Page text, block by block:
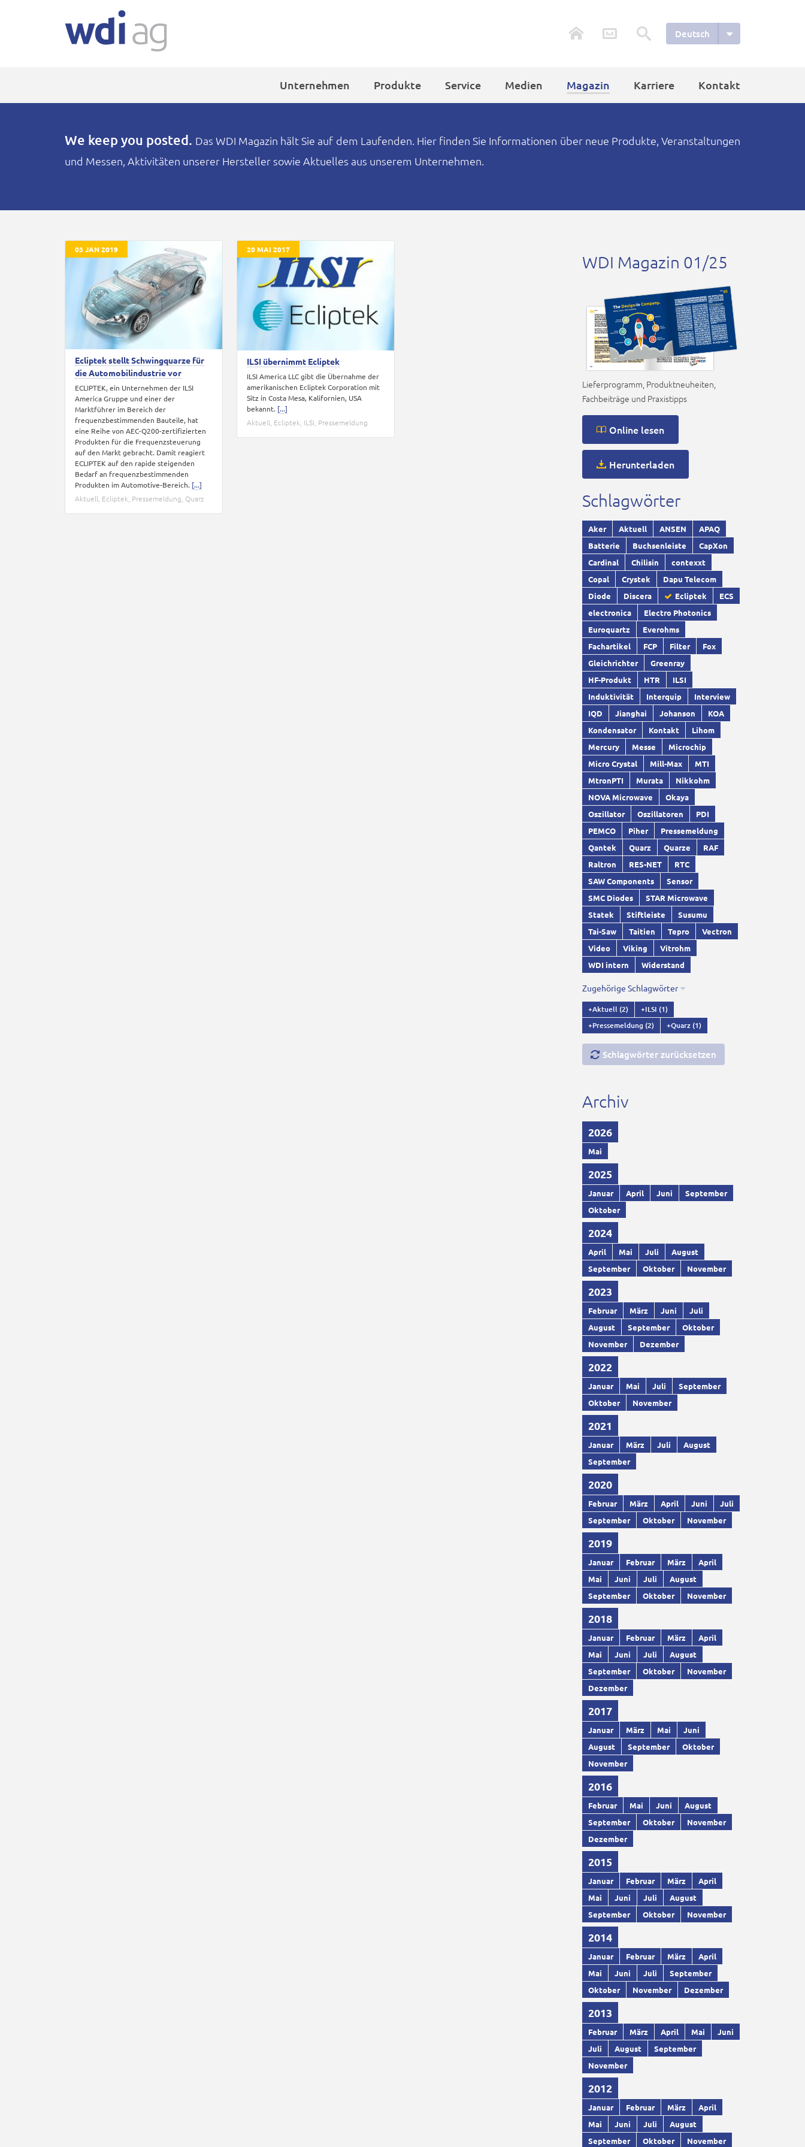
Deutsch
Unternehmen Produkte Service Medien Magazin Karriere Kontakt
We keep you posted. Das WDI Magazin hält Sie auf dem Laufenden. Hier finden Sie Informationen über neue Produkte, Veranstaltungen
und Messen, Aktivitäten unserer Hersteller sowie Aktuelles aus unserem Unternehmen.
03 JAN 2019
Ecliptek stellt Schwingquarze für
die Automobilindustrie vor
ECLIPTEK, ein Unternehmen der ILSI
America Gruppe und einer der
Marktführer im Bereich der
frequenzbestimmenden Bauteile, hat
eine Reihe von AEC-Q200-zertifizierten
Produkten für die Frequenzsteuerung
auf den Markt gebracht. Damit reagiert
ECLIPTEK auf den rapide steigenden
Bedarf an frequenzbestimmenden
Produkten im Automotive-Bereich. [...]
Aktuell Ecliptek Pressemeldung Quarz
20 MAI 2017
ILSI übernimmt Ecliptek
ILSI America LLC gibt die Übernahme der
amerikanischen Ecliptek Corporation mit
Sitz in Costa Mesa, Kalifornien, USA
bekannt. [...]
Aktuell, Ecliptek, ILSI, Pressemeldung
WDI Magazin 01/25
Lieferprogramm, Produktneuheiten,
Fachbeiträge und Praxistipps
Online lesen
Herunterladen
Schlagwörter
Aker Aktuell ANSEN
APAQ
Batterie
Buchsenleiste
CapXon
Cardinal
Chilisin
contexxt
Copal
Crystek
Dapu Telecom
Diode
Discera Ecliptek
ECS
electronica
Electro Photonics
Euroquartz
Everohms
Fachartikel
FCP Filter
Fox
Gleichrichter
Greenray
HF-Produkt
HTR
ILSI
Induktivität
Interquip
Interview
IQD
Jianghai Johanson
KOA
Kondensator
Kontakt
Lihom
Mercury
Messe
Microchip
Micro Crystal
Mill-Max
MTI
MtronPTI
Murata
Nikkohm
NOVA Microwave
Okaya
Oszillator
Oszillatoren
PDI
PEMCO
Piher
Pressemeldung
Qantek
Quarz Quarze
RAF
Raltron
RES-NET
RTC
SAW Components
Sensor
SMC Diodes
STAR Microwave
Statek
Stiftleiste
Susumu
Tai-Saw
Taitien Tepro
Vectron
Video
Viking
Vitrohm
WDI intern
Widerstand
Zugehörige Schlagwörter
+Aktuell (2) +ILSI (1)
+Pressemeldung (2) +Quarz (1)
Schlagwörter zurücksetzen
Archiv
2026
Mai
2025
Januar April Juni
September
Oktober
2024
April Mai Juli
August
September
Oktober November
2023
Februar März Juni
Juli
August
September
Oktober
November
Dezember
2022
Januar Mai Juli
September
Oktober
November
2021
Januar März Juli
August
September
2020
Februar März April Juni
Juli
September
Oktober November
2019
Januar Februar März
April
Mai
Juni Juli
August
September
Oktober November
2018
Januar Februar März
April
Mai
Juni Juli
August
September
Oktober
November
Dezember
2017
Januar März Mai
Juni
August
September
Oktober
November
2016
Februar Mai Juni
August
September
Oktober
November
Dezember
2015
Januar Februar März
April
Mai
Juni Juli
August
September
Oktober November
2014
Januar Februar März
April
Mai
Juni Juli
September
Oktober
November Dezember
2013
Februar März April Mai
Juni
Juli
August
September
November
2012
Januar Februar März
April
Mai
Juni Juli
August
September
Oktober November